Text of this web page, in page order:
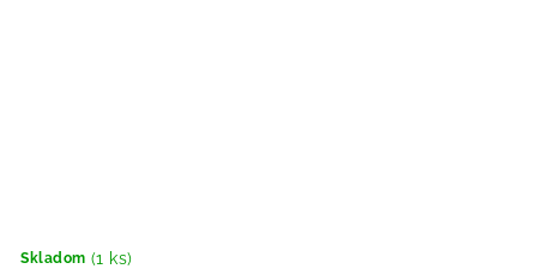
Skladom (1 ks)